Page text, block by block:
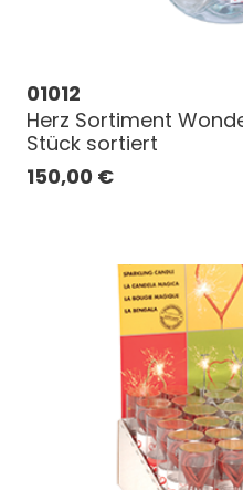
01012
Herz Sortiment
Stück sortiert
150,00 €